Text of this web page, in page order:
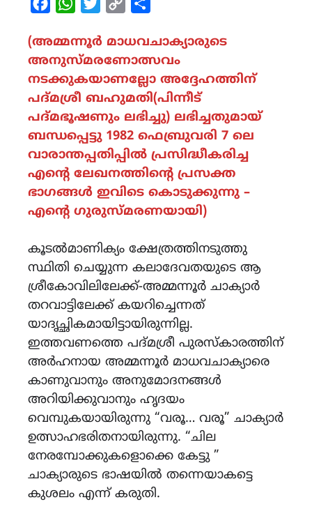
FacebookWhatsAppTwitterCopy
(അമ്മന്നൂർ മാധവചാക്യാരുടെ
അനുസ്മരണോത്സവം
നടക്കുകയാണല്ലോ അദ്ദേഹത്തിന്
പദ്മശ്രീ ബഹുമതി(പിന്നീട്
പദ്മഭൂഷണും ലഭിച്ചു) ലഭിച്ചതുമായ്
ബന്ധപ്പെട്ടു 1982 ഫെബ്രുവരി 7 ലെ
വാരാന്തപ്പതിപ്പിൽ പ്രസിദ്ധീകരിച്ച
എന്റെ ലേഖനത്തിന്റെ പ്രസക്ത
ഭാഗങ്ങൾ ഇവിടെ കൊടുക്കുന്നു –
എന്റെ ഗുരുസ്മരണയായി)
കൂടൽമാണിക്യം ക്ഷേത്രത്തിനടുത്തു
സ്ഥിതി ചെയ്യുന്ന കലാദേവതയുടെ ആ
ശ്രീകോവിലിലേക്ക്-അമ്മന്നൂർ ചാക്യാർ
തറവാട്ടിലേക്ക് കയറിച്ചെന്നത്
യാദൃച്ഛികമായിട്ടായിരുന്നില്ല.
ഇത്തവണത്തെ പദ്മശ്രീ പുരസ്‌കാരത്തിന്
അർഹനായ അമ്മന്നൂർ മാധവചാക്യാരെ
കാണുവാനും അനുമോദനങ്ങൾ
അറിയിക്കുവാനും ഹൃദയം
വെമ്പുകയായിരുന്നു “വരൂ… വരൂ” ചാക്യാർ
ഉത്സാഹഭരിതനായിരുന്നു. “ചില
നേരമ്പോക്കുകളൊക്കെ കേട്ടു ”
ചാക്യാരുടെ ഭാഷയിൽ തന്നെയാകട്ടെ
കുശലം എന്ന് കരുതി.